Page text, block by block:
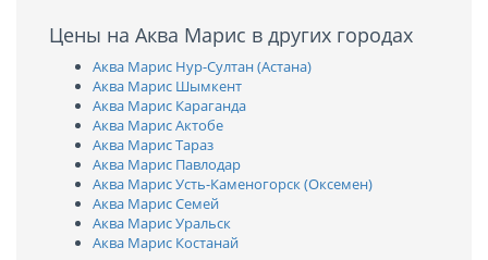
Цены на Аква Марис в других городах
Аква Марис Нур-Султан (Астана)
Аква Марис Шымкент
Аква Марис Караганда
Аква Марис Актобе
Аква Марис Тараз
Аква Марис Павлодар
Аква Марис Усть-Каменогорск (Оксемен)
Аква Марис Семей
Аква Марис Уральск
Аква Марис Костанай